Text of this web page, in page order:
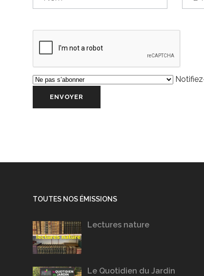
TOUTES NOS ÉMISSIONS
Lectures nature
Le Quotidien du Jardin